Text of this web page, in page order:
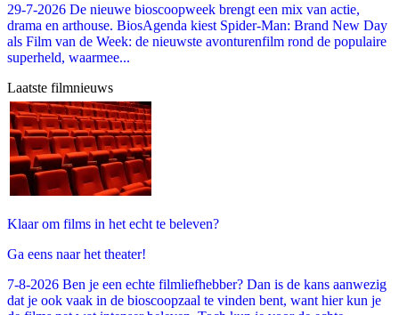
29-7-2026 De nieuwe bioscoopweek brengt een mix van actie,
drama en arthouse. BiosAgenda kiest Spider-Man: Brand New Day
als Film van de Week: de nieuwste avonturenfilm rond de populaire
superheld, waarmee...
Laatste filmnieuws
Klaar om films in het echt te beleven?
Ga eens naar het theater!
7-8-2026 Ben je een echte filmliefhebber? Dan is de kans aanwezig
dat je ook vaak in de bioscoopzaal te vinden bent, want hier kun je